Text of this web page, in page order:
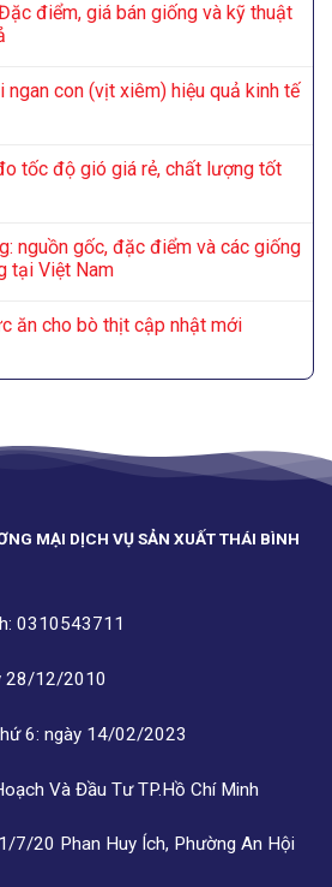
điểm, giá bán giống và kỹ thuật
ngan con (vịt xiêm) hiệu quả kinh tế
tốc độ gió giá rẻ, chất lượng tốt
nguồn gốc, đặc điểm và các giống
tại Việt Nam
ăn cho bò thịt cập nhật mới
MẠI DỊCH VỤ SẢN XUẤT THÁI BÌNH
0310543711
28/12/2010
6: ngày 14/02/2023
Và Đầu Tư TP.Hồ Chí Minh
7/20 Phan Huy Ích, Phường An Hội